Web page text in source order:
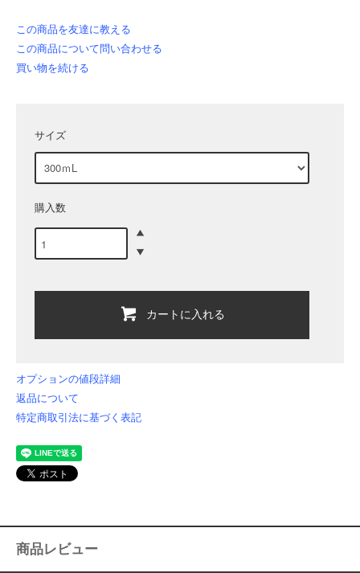
この商品を友達に教える
この商品について問い合わせる
買い物を続ける
サイズ
購入数
カートに入れる
オプションの値段詳細
返品について
特定商取引法に基づく表記
商品レビュー